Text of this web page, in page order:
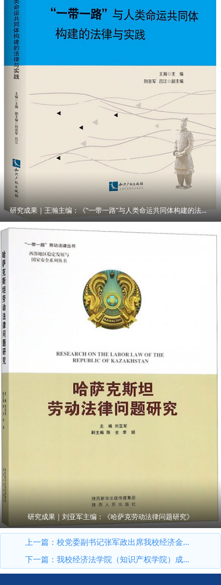
研究成果｜王瀚主编：《“一带一路”与人类命运共同体构建的法律与实践》
研究成果｜刘亚军主编：《哈萨克劳动法律问题研究》
上一篇： 校党委副书记张军政出席我校经济金融北京校友会2026年年会
下一篇： 我校经济法学院（知识产权学院）成立四十周年暨高质量发展研讨会成功举办